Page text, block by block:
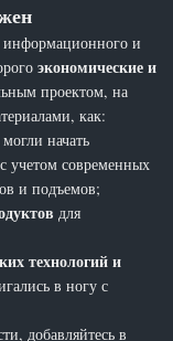
информационного и
экономические и
проектом, на
как:
начать
учетом современных
и подъемов;
для
технологий и
в ногу с
добавляйтесь в